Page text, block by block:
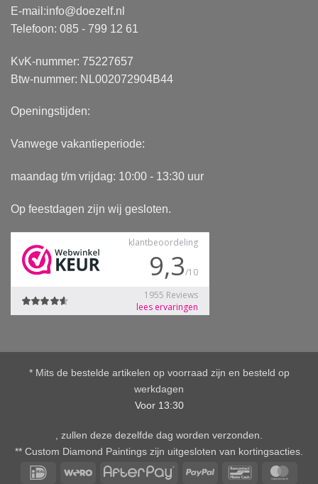
E-mail:info@doezelf.nl
Telefoon: 085 - 799 12 61
KvK-nummer: 75227657
Btw-nummer: NL002072904B44
Openingstijden:
Vanwege vakantieperiode:
maandag t/m vrijdag: 10:00 - 13:30 uur
Op feestdagen zijn wij gesloten.
* Mits de bestelde artikelen op voorraad zijn en besteld op
werkdagen
Voor 13:30
, zullen deze dezelfde dag worden verzonden.
** Custom Diamond Paintings zijn uitgesloten van kortingsacties.
IDeal
Wero AfterPayPayPal Bancontact